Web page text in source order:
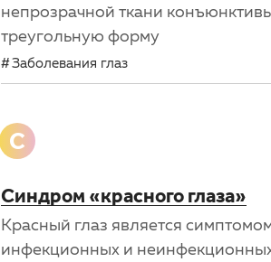
непрозрачной ткани
треугольную форму
Заболевания глаз
С
Синдром «красного глаза»
Красный глаз является
инфекционных и